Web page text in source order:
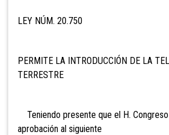
LEY NÚM. 20.750
PERMITE LA INTRODUCCIÓN DE LA
TERRESTRE
Teniendo presente que el H.
aprobación al siguiente